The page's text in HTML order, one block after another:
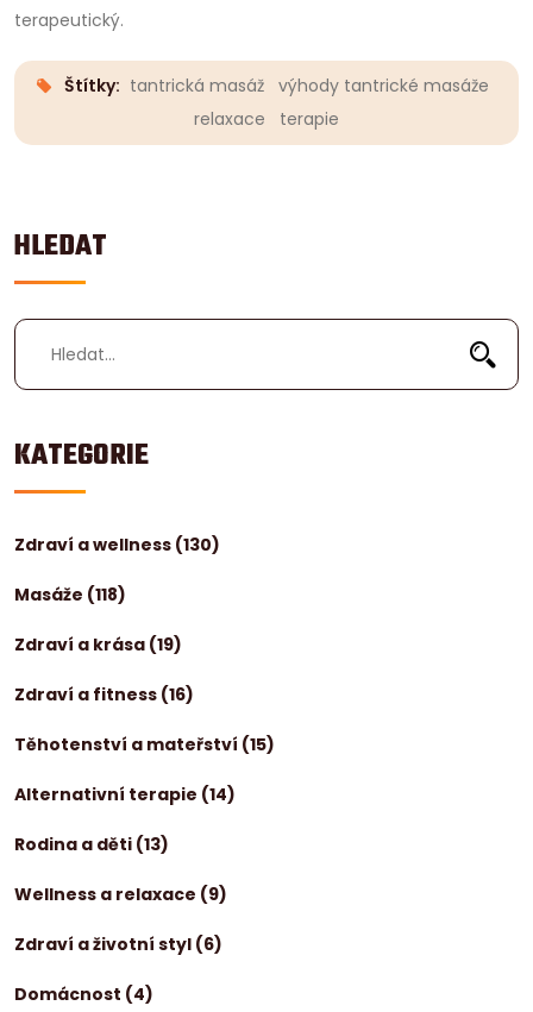
HLEDAT
KATEGORIE
Zdraví a wellness (130)
Masáže (118)
Zdraví a krása (19)
Zdraví a fitness (16)
Těhotenství a mateřství (15)
Alternativní terapie (14)
Rodina a děti (13)
Wellness a relaxace (9)
Zdraví a životní styl (6)
Domácnost (4)
terapeutický.
Štítky: tantrická masáž
výhody tantrické masáže
relaxace
terapie